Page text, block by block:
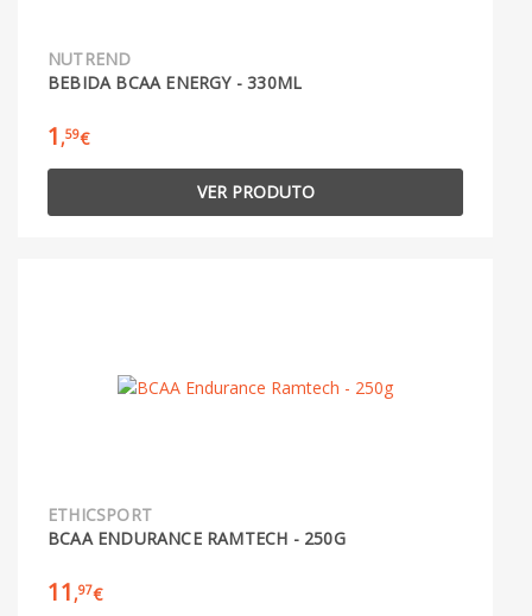
NUTREND
BEBIDA BCAA ENERGY - 330ML
1 ,59€
VER PRODUTO
ETHICSPORT
BCAA ENDURANCE RAMTECH - 250G
11 ,97€